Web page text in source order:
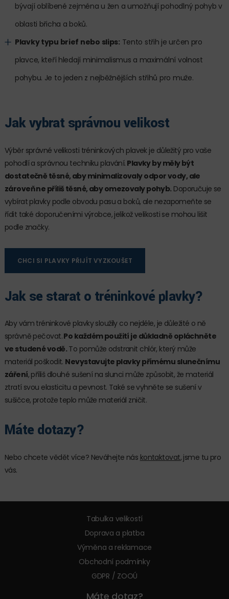
bývají oblíbené zejména u žen a umožňují pohodlný pohyb v
oblasti břicha a boků.
Plavky typu brief nebo slips: Tento střih je určen pro
plavce, kteří hledají minimalismus a maximální volnost
pohybu. Je to jeden z nejběžnějších střihů pro muže.
Jak vybrat správnou velikost
Výběr správné velikosti tréninkových plavek je důležitý pro vaše
pohodlí a správnou techniku plavání. Plavky by měly být
dostatečně těsné, aby minimalizovaly odpor vody, ale
zároveň ne příliš těsné, aby omezovaly pohyb. Doporučuje se
vybírat plavky podle obvodu pasu a boků, ale nezapomeňte se
řídit také doporučeními výrobce, jelikož velikosti se mohou lišit
podle značky.
CHCI SI PLAVKY PŘIJÍT VYZKOUŠET
Jak se starat o tréninkové plavky?
Aby vám tréninkové plavky sloužily co nejdéle, je důležité o ně
správně pečovat.Po každém použití je důkladně opláchněte
ve studené vodě. To pomůže odstranit chlór, který může
materiál poškodit. Nevystavujte plavky přímému slunečnímu
záření, příliš dlouhé sušení na slunci může způsobit, že materiál
ztratí svou elasticitu a pevnost. Také se vyhněte se sušení v
sušičce, protože teplo může materiál zničit.
Máte dotazy?
Nebo chcete vědět více? Neváhejte nás kontaktovat, jsme tu pro
vás.
Tabulka velikostí
Doprava a platba
Výměna a reklamace
Obchodní podmínky
GDPR / ZOOÚ
Máte dotaz?